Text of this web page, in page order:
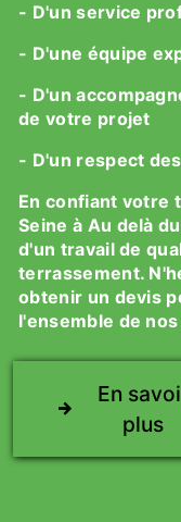
- D'un service
- D'une équipe
- D'un
de votre projet
- D'un respect
En confiant votre
Seine à Au delà
d'un travail de
terrassement.
obtenir un devis
l'ensemble de
En
plus